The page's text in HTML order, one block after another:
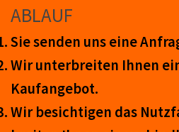
ABLAUF
Sie senden uns eine
Wir unter­breiten Ihnen
Kauf­an­ge­bot.
Wir be­sicht­igen das